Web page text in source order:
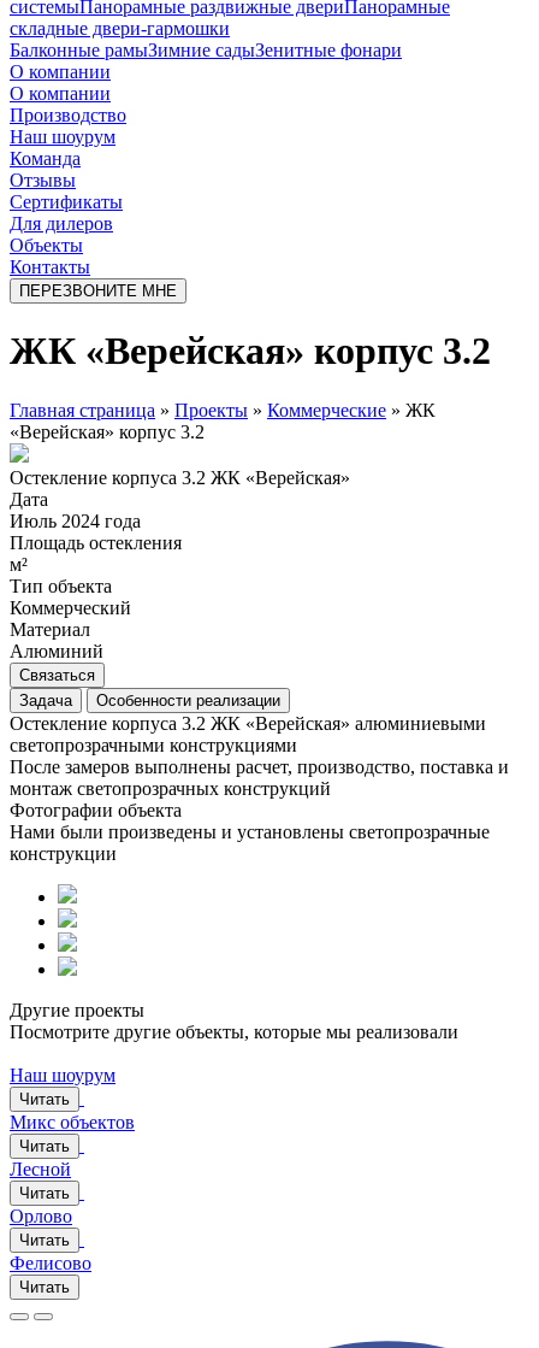
системыПанорамные раздвижные двериПанорамные
складные двери-гармошки
Балконные рамыЗимние садыЗенитные фонари
О компании
О компании
Производство
Наш шоурум
Команда
Отзывы
Сертификаты
Для дилеров
Объекты
Контакты
ПЕРЕЗВОНИТЕ МНЕ
ЖК «Верейская» корпус 3.2
Главная страница » Проекты » Коммерческие » ЖК
«Верейская» корпус 3.2
Остекление корпуса 3.2 ЖК «Верейская»
Дата
Июль 2024 года
Площадь остекления
м²
Тип объекта
Коммерческий
Материал
Алюминий
Связаться
Задача
Особенности реализации
Остекление корпуса 3.2 ЖК «Верейская» алюминиевыми
светопрозрачными конструкциями
После замеров выполнены расчет, производство, поставка и
монтаж светопрозрачных конструкций
Фотографии объекта
Нами были произведены и установлены светопрозрачные
конструкции
Другие проекты
Посмотрите другие объекты, которые мы реализовали
Наш шоурум
Читать
Микс объектов
Читать
Лесной
Читать
Орлово
Читать
Фелисово
Читать